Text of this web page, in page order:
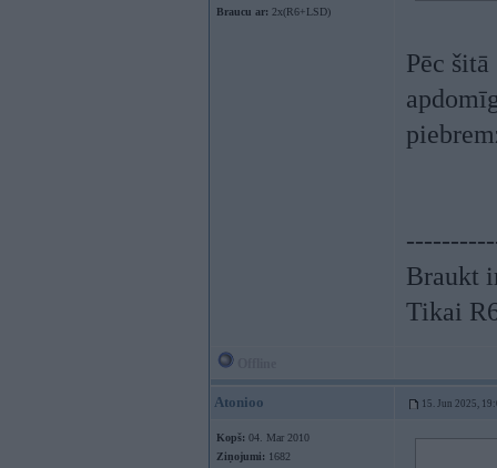
Braucu ar: 2x(R6+LSD)
Pēc
Braukt
Tikai
Atonioo 15. Jun 2025,
Kopš: 04. Mar 2010
Ziņojumi: 1682